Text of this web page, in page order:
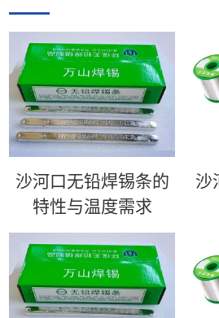
沙河口无铅焊锡条的
特性与温度需求
沙